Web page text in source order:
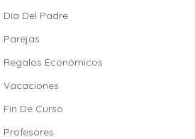
Día Del Padre
Parejas
Regalos Económicos
Vacaciones
Fin De Curso
Profesores